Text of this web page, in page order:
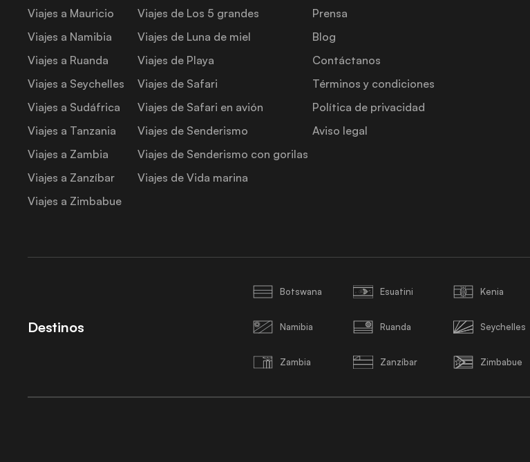
Viajes a Mauricio
Viajes a Namibia
Viajes a Ruanda
Viajes a Seychelles
Viajes a Sudáfrica
Viajes a Tanzania
Viajes a Zambia
Viajes a Zanzíbar
Viajes a Zimbabue
Viajes de Los 5 grandes
Viajes de Luna de miel
Viajes de Playa
Viajes de Safari
Viajes de Safari en avión
Viajes de Senderismo
Viajes de Senderismo con gorilas
Viajes de Vida marina
Prensa
Blog
Contáctanos
Términos y condiciones
Política de privacidad
Aviso legal
Destinos
Botswana Esuatini Kenia
Namibia Ruanda Seychelles
Zambia Zanzíbar Zimbabue